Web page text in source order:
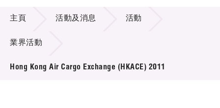
技術商品化
項目及資助計劃
活動及消息
主頁 活動及消息 活動
業界活動
Hong Kong Air Cargo Exchange (HKACE) 2011